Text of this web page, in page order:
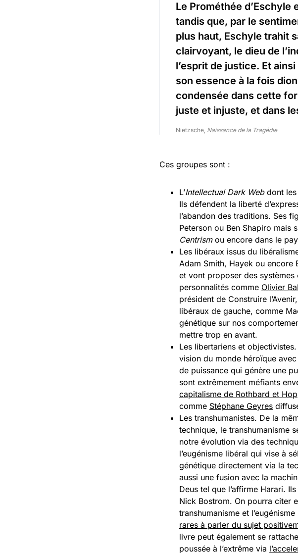
Le Prométhée d’Eschyle
tandis que, par le
plus haut, Eschyle trahit
clairvoyant, le dieu de
l’esprit de justice. Et
son essence à la fois
condensée dans cette
juste et injuste, et dans
Nietzsche, Naissance de la Tragédie
Ces groupes sont :
L’Intellectual Dark Webdont les
Ils défendent la liberté
l’abandon des traditions. Ses
Peterson ou Ben Shapiro mais
Centrismou encore dans le
Les libéraux issus du
Adam Smith, Hayek ou encore
et vont proposer des systèmes
personnalités comme Olivier
président de Construire
libéraux de gauche, comme
génétique sur nos
mettre trop en avant.
Les libertariens et
vision du monde héroïque
de puissance qui génère une
sont extrêmement méfiants
capitalisme de Rothbard et
comme Stéphane Geyres
Les transhumanistes. De la
technique, le transhumanisme
notre évolution via des
l’eugénisme libéral qui vise à
génétique directement via la
aussi une fusion avec la
Deus tel que l’affirme Harari.
Nick Bostrom. On pourra citer
transhumanisme et
rares à parler du sujet
livre peut également se
poussée à l’extrême via